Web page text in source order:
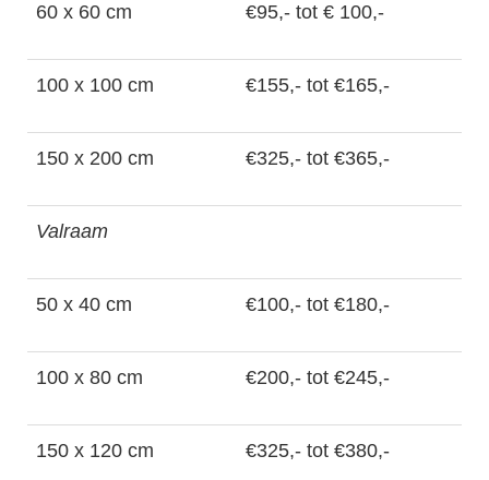
60 x 60 cm €95,- tot € 100,-
100 x 100 cm €155,- tot €165,-
150 x 200 cm €325,- tot €365,-
Valraam
50 x 40 cm €100,- tot €180,-
100 x 80 cm €200,- tot €245,-
150 x 120 cm €325,- tot €380,-